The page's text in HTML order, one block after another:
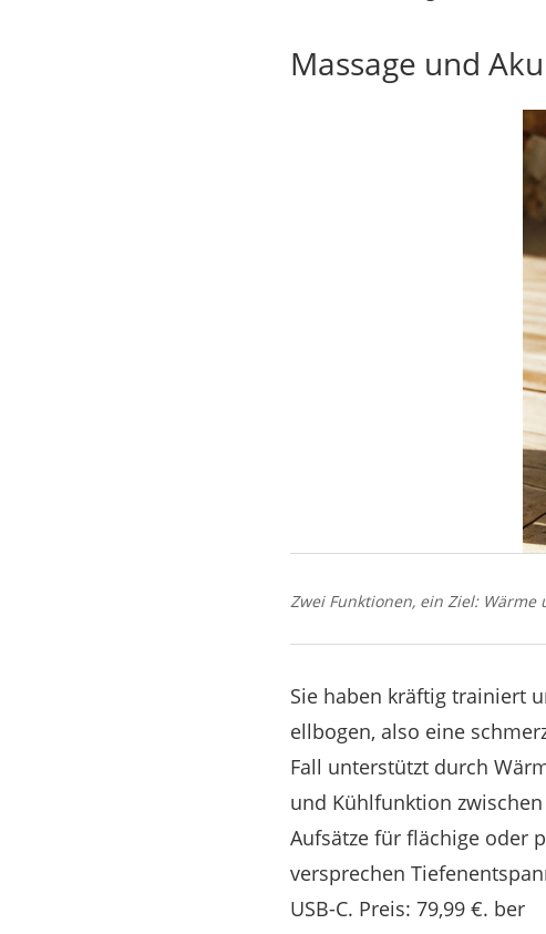
Massage und
Zwei Funktionen, ein Ziel: Wärme
Sie haben kräftig trainiert
ellbogen, also eine
Fall unterstützt durch
und Kühlfunktion
Aufsätze für flächige oder
versprechen
USB-C. Preis: 79,99 €. ber